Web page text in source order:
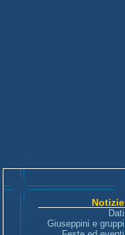
Notizie
Dati
Giuseppini e gruppi